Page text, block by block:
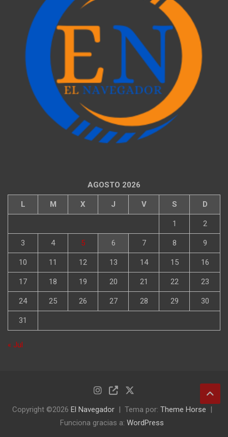
AGOSTO 2026
L M X J V S D
1 2
3 4 5 6 7 8 9
10 11 12 13 14 15 16
17 18 19 20 21 22 23
24 25 26 27 28 29 30
31
« Jul
Copyright ©2026 El Navegador Tema por: Theme Horse
Funciona gracias a: WordPress